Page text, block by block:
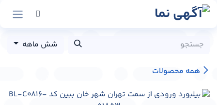
پرش به محتوا
همه محصولات
شش ماهه